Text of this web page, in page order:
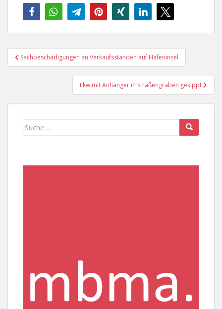
Beitragsnavigation
Sachbeschädigungen an Verkaufsständen auf Hafeninsel
Lkw mit Anhänger in Straßengraben gekippt
Suche